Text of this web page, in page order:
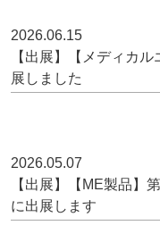
2026.06.15
【出展】【メディカ
展しました
2026.05.07
【出展】【ME製品】
に出展します